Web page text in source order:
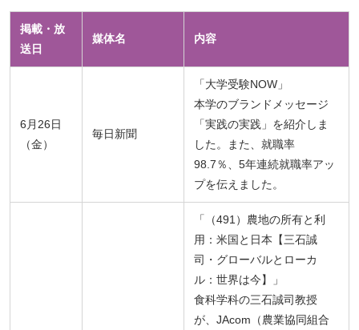
掲載・放
送日
媒体名 内容
6月26日
（金）
毎日新聞
「大学受験NOW」
本学のブランドメッセージ
「実践の実践」を紹介しま
した。また、就職率
98.7％、5年連続就職率アッ
プを伝えました。
「（491）農地の所有と利
用：米国と日本【三石誠
司・グローバルとローカ
ル：世界は今】」
食科学科の三石誠司教授
が、JAcom（農業協同組合